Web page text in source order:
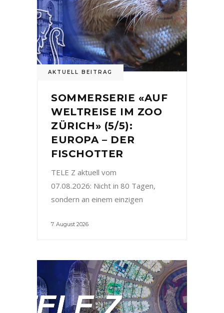
AKTUELL BEITRAG
SOMMERSERIE «AUF
WELTREISE IM ZOO
ZÜRICH» (5/5):
EUROPA – DER
FISCHOTTER
TELE Z aktuell vom
07.08.2026: Nicht in 80 Tagen,
sondern an einem einzigen
7. August 2026